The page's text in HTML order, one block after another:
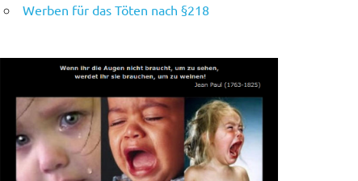
Werben für das Töten nach §218